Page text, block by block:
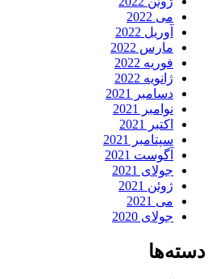
می 2022
آوریل 2022
مارس 2022
فوریه 2022
ژانویه 2022
دسامبر 2021
نوامبر 2021
اکتبر 2021
سپتامبر 2021
آگوست 2021
جولای 2021
ژوئن 2021
می 2021
جولای 2020
دسته‌ها